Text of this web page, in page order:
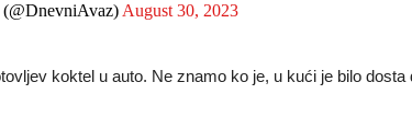
August 30, 2023
koktel u auto. Ne znamo ko je, u kući je bilo